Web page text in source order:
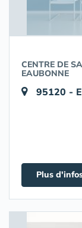
CENTRE DE
EAUBONNE
95120 -
Plus